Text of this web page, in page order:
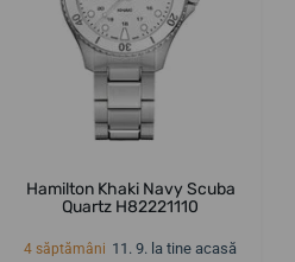
Hamilton Khaki Navy Scuba
Quartz H82221110
4 săptămâni 11. 9. la tine acasă